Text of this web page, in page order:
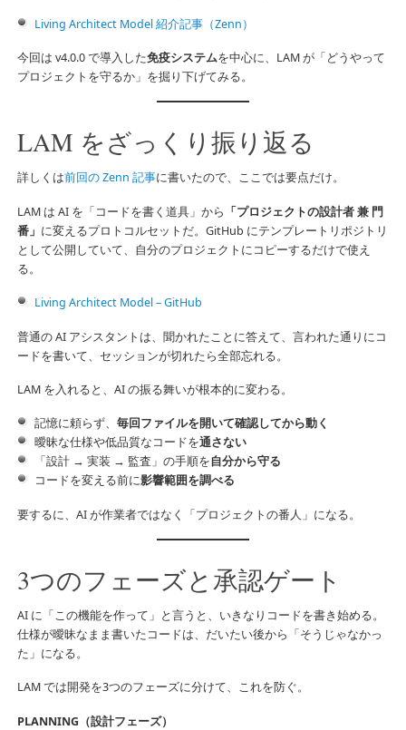
Living Architect Model 紹介記事（Zenn）
今回は v4.0.0 で導入した免疫システムを中心に、LAM が「どうやって
プロジェクトを守るか」を掘り下げてみる。
LAM をざっくり振り返る
詳しくは前回の Zenn 記事に書いたので、ここでは要点だけ。
LAM は AI を「コードを書く道具」から 「プロジェクトの設計者 兼 門
番」 に変えるプロトコルセットだ。GitHub にテンプレートリポジトリ
として公開していて、自分のプロジェクトにコピーするだけで使え
る。
Living Architect Model – GitHub
普通の AI アシスタントは、聞かれたことに答えて、言われた通りにコ
ードを書いて、セッションが切れたら全部忘れる。
LAM を入れると、AI の振る舞いが根本的に変わる。
記憶に頼らず、 毎回ファイルを開いて確認してから動く
曖昧な仕様や低品質なコードを通さない
「設計 → 実装 → 監査」の手順を自分から守る
コードを変える前に影響範囲を調べる
要するに、AI が作業者ではなく「プロジェクトの番人」になる。
3つのフェーズと承認ゲート
AI に「この機能を作って」と言うと、いきなりコードを書き始める。
仕様が曖昧なまま書いたコードは、だいたい後から「そうじゃなかっ
た」になる。
LAM では開発を3つのフェーズに分けて、これを防ぐ。
PLANNING（設計フェーズ）